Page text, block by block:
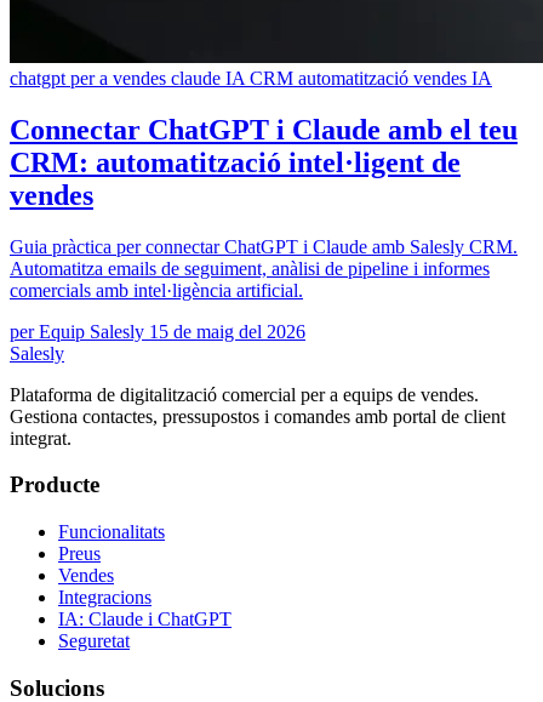
chatgpt per a vendes claude IA CRM automatització vendes IA
Connectar ChatGPT i Claude amb el teu
CRM: automatització intel·ligent de
vendes
Guia pràctica per connectar ChatGPT i Claude amb Salesly CRM.
Automatitza emails de seguiment, anàlisi de pipeline i informes
comercials amb intel·ligència artificial.
per Equip Salesly 15 de maig del 2026
Salesly
Plataforma de digitalització comercial per a equips de vendes.
Gestiona contactes, pressupostos i comandes amb portal de client
integrat.
Producte
Funcionalitats
Preus
Vendes
Integracions
IA: Claude i ChatGPT
Seguretat
Solucions